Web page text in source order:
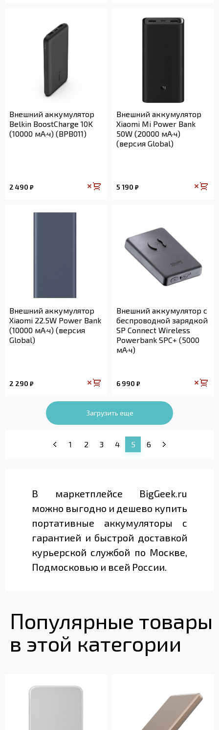
Внешний аккумулятор
Belkin BoostCharge 10K
(10000 мА·ч) (BPB011)
2 490 ₽
Внешний аккумулятор
Xiaomi Mi Power Bank
50W (20000 мА·ч)
(версия Global)
5 190 ₽
Внешний аккумулятор
Xiaomi 22.5W Power Bank
(10000 мА·ч) (версия
Global)
2 290 ₽
Внешний аккумулятор с
беспроводной зарядкой
SP Connect Wireless
Powerbank SPC+ (5000
мА·ч)
6 990 ₽
Загрузить еще
1 2 3 4 5 6
В маркетплейсе BigGeek.ru
можно выгодно и дешево купить
портативные аккумуляторы с
гарантией и быстрой доставкой
курьерской службой по Москве,
Подмосковью и всей России.
Популярные товары
в этой категории